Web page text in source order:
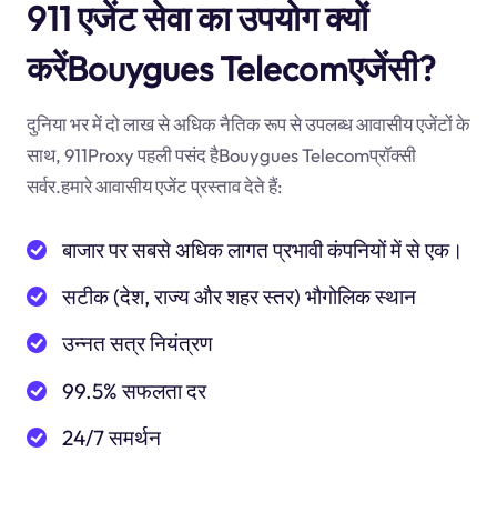
911 एजेंट सेवा का उपयोग क्यों
करेंBouygues Telecomएजेंसी?
दुनिया भर में दो लाख से अधिक नैतिक रूप से उपलब्ध आवासीय एजेंटों के
साथ, 911Proxy पहली पसंद हैBouygues Telecomप्रॉक्सी
सर्वर.हमारे आवासीय एजेंट प्रस्ताव देते हैं:
बाजार पर सबसे अधिक लागत प्रभावी कंपनियों में से एक।
सटीक (देश, राज्य और शहर स्तर) भौगोलिक स्थान
उन्नत सत्र नियंत्रण
99.5% सफलता दर
24/7 समर्थन